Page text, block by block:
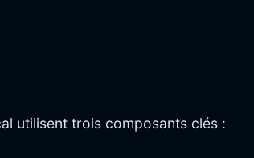
utilisent trois composants clés :